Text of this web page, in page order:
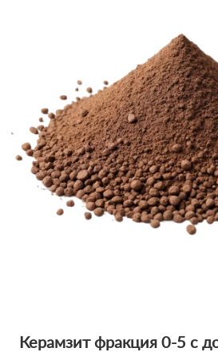
Керамзит фракция 0-5 с